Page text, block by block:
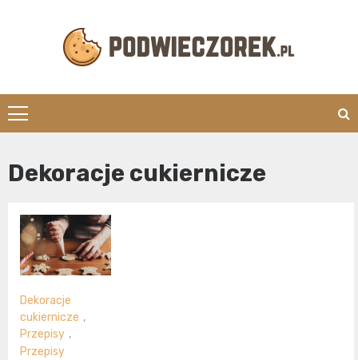
Dekoracje cukiernicze
Dekoracje
cukiernicze ,
Przepisy ,
Przepisy